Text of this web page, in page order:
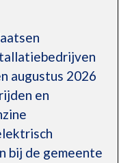
augustus 2026
en
bij de gemeente